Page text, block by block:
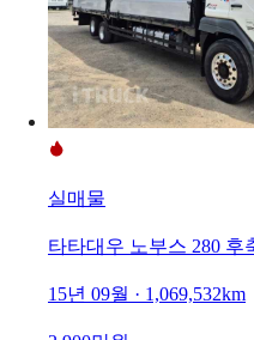
실매물
타타대우 노부스 280 후
15년 09월 · 1,069,532km